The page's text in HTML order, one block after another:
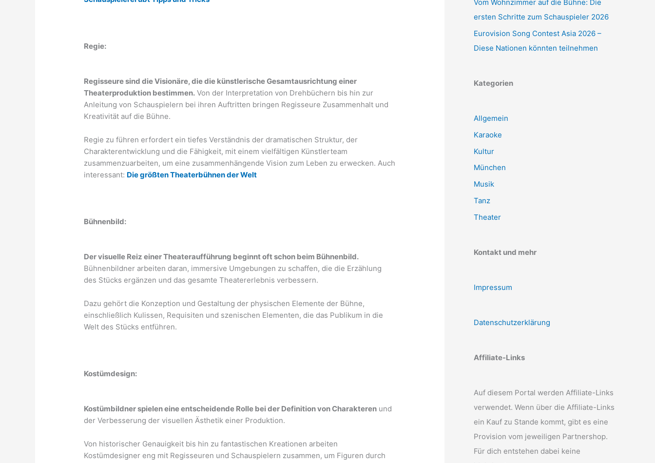
Regie:
Regisseure sind die Visionäre, die die künstlerische Gesamtausrichtung einer
Theaterproduktion bestimmen. Von der Interpretation von Drehbüchern bis hin zur
Anleitung von Schauspielern bei ihren Auftritten bringen Regisseure Zusammenhalt und
Kreativität auf die Bühne.
Regie zu führen erfordert ein tiefes Verständnis der dramatischen Struktur, der
Charakterentwicklung und die Fähigkeit, mit einem vielfältigen Künstlerteam
zusammenzuarbeiten, um eine zusammenhängende Vision zum Leben zu erwecken. Auch
interessant: Die größten Theaterbühnen der Welt
Bühnenbild:
Der visuelle Reiz einer Theateraufführung beginnt oft schon beim Bühnenbild.
Bühnenbildner arbeiten daran, immersive Umgebungen zu schaffen, die die Erzählung
des Stücks ergänzen und das gesamte Theatererlebnis verbessern.
Dazu gehört die Konzeption und Gestaltung der physischen Elemente der Bühne,
einschließlich Kulissen, Requisiten und szenischen Elementen, die das Publikum in die
Welt des Stücks entführen.
Kostümdesign:
Kostümbildner spielen eine entscheidende Rolle bei der Definition von Charakteren und
der Verbesserung der visuellen Ästhetik einer Produktion.
Von historischer Genauigkeit bis hin zu fantastischen Kreationen arbeiten
Kostümdesigner eng mit Regisseuren und Schauspielern zusammen, um Figuren durch
Vom Wohnzimmer auf die Bühne: Die
ersten Schritte zum Schauspieler 2026
Eurovision Song Contest Asia 2026 –
Diese Nationen könnten teilnehmen
Kategorien
Allgemein
Karaoke
Kultur
München
Musik
Tanz
Theater
Kontakt und mehr
Impressum
Datenschutzerklärung
Affiliate-Links
Auf diesem Portal werden Affiliate-Links
verwendet. Wenn über die Affiliate-Links
ein Kauf zu Stande kommt, gibt es eine
Provision vom jeweiligen Partnershop.
Für dich entstehen dabei keine